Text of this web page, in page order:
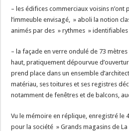
– les édifices commerciaux voisins n’ont
l’immeuble envisagé, » aboli la notion
animés par des » rythmes » identifiables
– la façade en verre ondulé de 73
haut, pratiquement dépourvue
prend place dans un ensemble
matériau, ses toitures et ses registres
notamment de fenêtres et de balcons,
Vu le mémoire en réplique, enregistré le
pour la société » Grands magasins de